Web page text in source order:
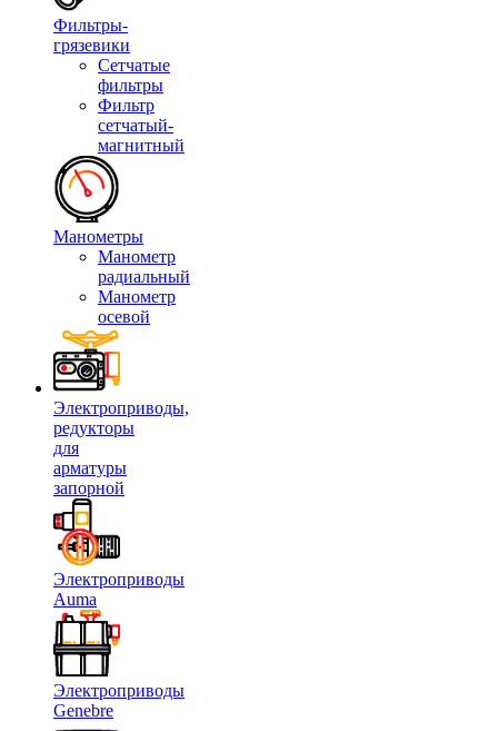
Фильтры-
грязевики
Сетчатые
фильтры
Фильтр
сетчатый-
магнитный
Манометры
Манометр
радиальный
Манометр
осевой
Электроприводы,
редукторы
для
арматуры
запорной
Электроприводы
Auma
Электроприводы
Genebre